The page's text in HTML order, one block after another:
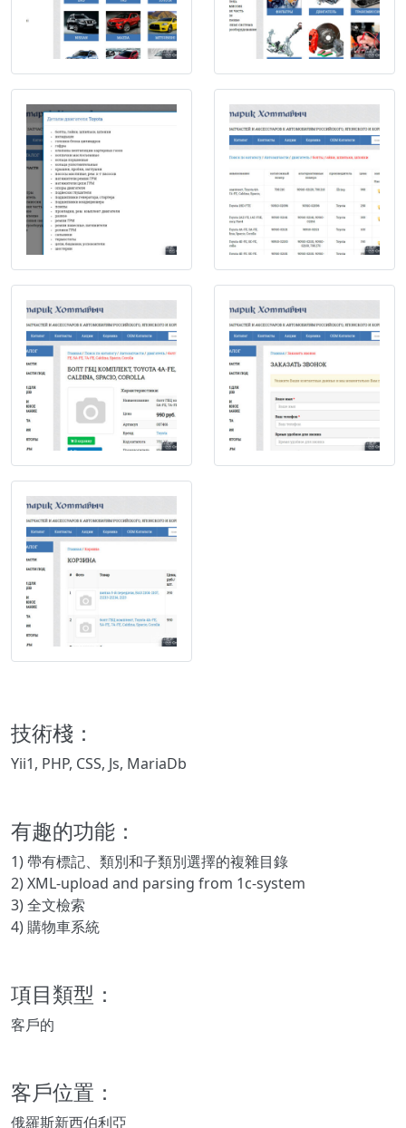
技術棧：
Yii1, PHP, CSS, Js, MariaDb
有趣的功能：
1) 帶有標記、類別和子類別選擇的複雜目錄
2) XML-upload and parsing from 1c-system
3) 全文檢索
4) 購物車系統
項目類型：
客戶的
客戶位置：
俄羅斯新西伯利亞